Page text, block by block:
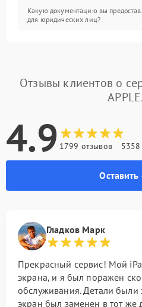
Какую документацию вы
для юридических лиц?
Отзывы клиентов о
4.9 1799 отзывов
Оставить
Гладков Марк
Прекрасный сервис! Мой
экрана, и я был поражен
обслуживания. Детали были
экран был заменен в тот же